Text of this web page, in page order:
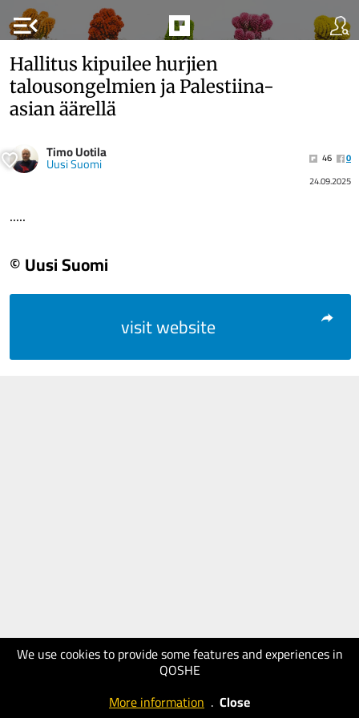
menu_open
We use cookies to provide some features and experiences in
QOSHE
More information . Close
Hallitus kipuilee hurjien
talousongelmien ja Palestiina-
asian äärellä
Timo Uotila
Uusi Suomi 46
0
24.09.2025
.....
© Uusi Suomi
visit website